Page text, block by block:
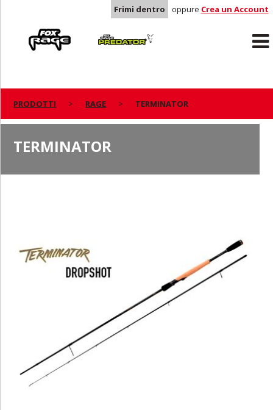
Frimi dentro oppure Crea un Account
Predator
PRODOTTI RAGE TERMINATOR
TERMINATOR